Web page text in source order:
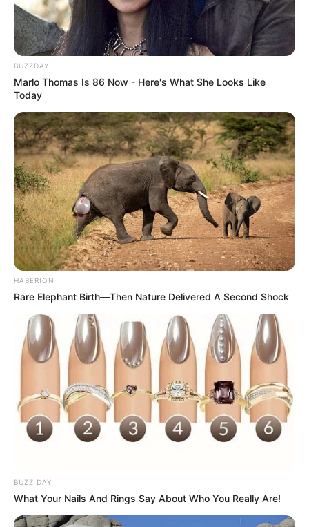
BUZZDAY
Marlo Thomas Is 86 Now - Here's What She Looks Like
Today
HABERION
Rare Elephant Birth—Then Nature Delivered A Second Shock
BUZZ DAY
What Your Nails And Rings Say About Who You Really Are!